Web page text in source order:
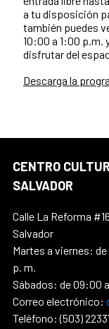
a tu disposición
también puedes
10:00 a 1:00 p.m.
disfrutar del
Descarga la
CENTRO
SALVADOR
Calle La Reforma
Salvador
Martes a viernes:
p. m.
Sábados: de 09:00
Correo electrónico:
Teléfono: (503)